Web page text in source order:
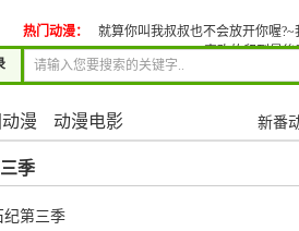
热门动漫： 就算你叫我叔叔也不会放开你喔
喜欢的留到最後
漫 动漫电影 新番
季
纪第三季